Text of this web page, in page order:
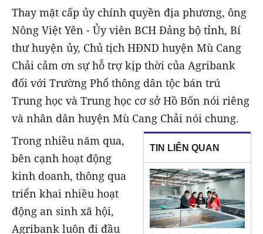
Thay mặt cấp ủy chính quyền địa phương, ông
Nông Việt Yên - Ủy viên BCH Đảng bộ tỉnh, Bí
thư huyện ủy, Chủ tịch HĐND huyện Mù Cang
Chải cảm ơn sự hỗ trợ kịp thời của Agribank
đối với Trường Phổ thông dân tộc bán trú
Trung học và Trung học cơ sở Hồ Bốn nói riêng
và nhân dân huyện Mù Cang Chải nói chung.
TIN LIÊN QUAN
Trong nhiều năm qua,
bên cạnh hoạt động
kinh doanh, thông qua
triển khai nhiều hoạt
động an sinh xã hội,
Agribank luôn đi đầu